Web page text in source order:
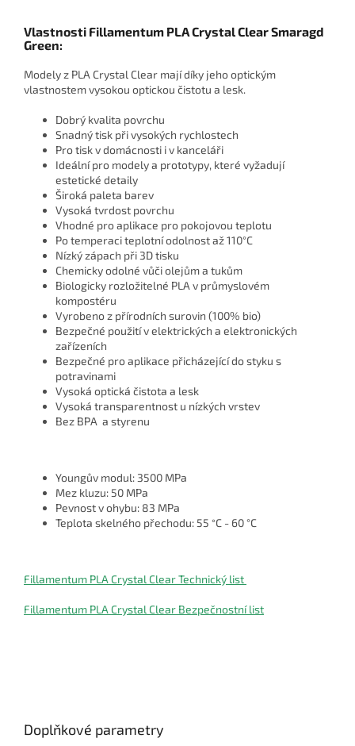
Vlastnosti Fillamentum PLA Crystal Clear Smaragd
Green:
Modely z PLA Crystal Clear mají díky jeho optickým
vlastnostem vysokou optickou čistotu a lesk.
Dobrý kvalita povrchu
Snadný tisk při vysokých rychlostech
Pro tisk v domácnosti i v kanceláři
Ideální pro modely a prototypy, které vyžadují
estetické detaily
Široká paleta barev
Vysoká tvrdost povrchu
Vhodné pro aplikace pro pokojovou teplotu
Po temperaci teplotní odolnost až 110°C
Nízký zápach při 3D tisku
Chemicky odolné vůči olejům a tukům
Biologicky rozložitelné PLA v průmyslovém
kompostéru
Vyrobeno z přírodních surovin (100% bio)
Bezpečné použití v elektrických a elektronických
zařízeních
Bezpečné pro aplikace přicházející do styku s
potravinami
Vysoká optická čistota a lesk
Vysoká transparentnost u nízkých vrstev
Bez BPA a styrenu
Youngův modul: 3500 MPa
Mez kluzu: 50 MPa
Pevnost v ohybu: 83 MPa
Teplota skelného přechodu: 55 °C - 60°C
Fillamentum PLA Crystal Clear Technický list
Fillamentum PLA Crystal Clear Bezpečnostní list
Doplňkové parametry